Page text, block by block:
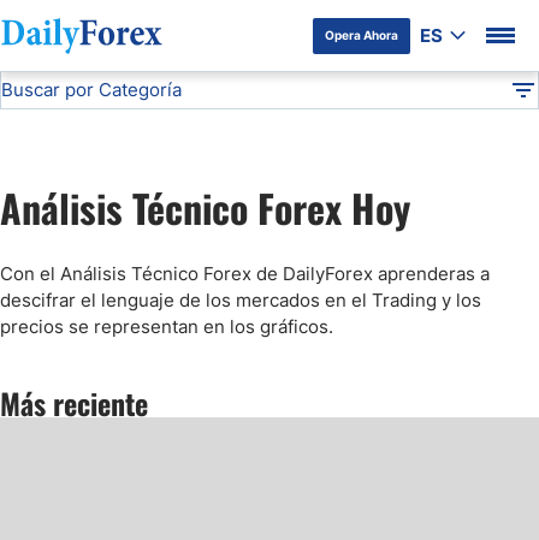
Opera Ahora ES
Divulgación del Anunciante
Buscar por Categoría
Análisis de Mercados Bursátiles
Análisis y Pronóstico del Café Hoy
Análisis Técnico Forex Hoy
Con el Análisis Técnico Forex de DailyForex aprenderas a
descifrar el lenguaje de los mercados en el Trading y los
precios se representan en los gráficos.
Más reciente